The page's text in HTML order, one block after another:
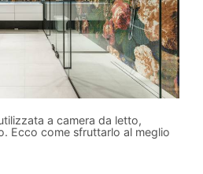
a camera da letto,
Ecco come sfruttarlo al meglio